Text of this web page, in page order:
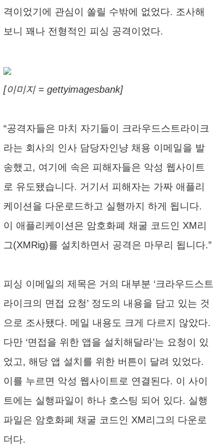
격이었기에 관심이 쏠릴 수밖에 없었다. 조사해
보니 꽤나 전형적인 피싱 공격이었다.
[이미지 = gettyimagesbank]
“공격자들은 마치 자기들이 크라우드스트라이크
라는 회사의 인사 담당자인냥 채용 이메일을 발
송했고, 여기에 속은 피해자들은 악성 웹사이트
로 유도됐습니다. 거기서 피해자는 가짜 애플리
케이션을 다운로드하고 실행까지 하게 됩니다.
이 애플리케이션은 암호화폐 채굴 코드인 XM리
그(XMRig)를 설치하면서 공격은 마무리 됩니다.”
피싱 이메일의 제목은 거의 대부분 ‘크라우드스트
라이크의 면접 요청’ 정도의 내용을 담고 있는 것
으로 조사됐다. 메일 내용도 크게 다르지 않았다.
다만 ‘면접을 위한 앱을 설치해달라’는 요청이 있
었고, 해당 앱 설치를 위한 버튼이 달려 있었다.
이를 누르면 악성 웹사이트로 연결된다. 이 사이
트에는 실행파일이 하나 호스팅 되어 있다. 실행
파일은 암호화폐 채굴 코드인 XM리그의 다운로
더다.